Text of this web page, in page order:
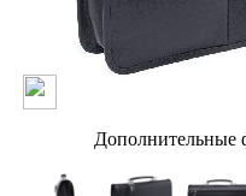
Дополнительные